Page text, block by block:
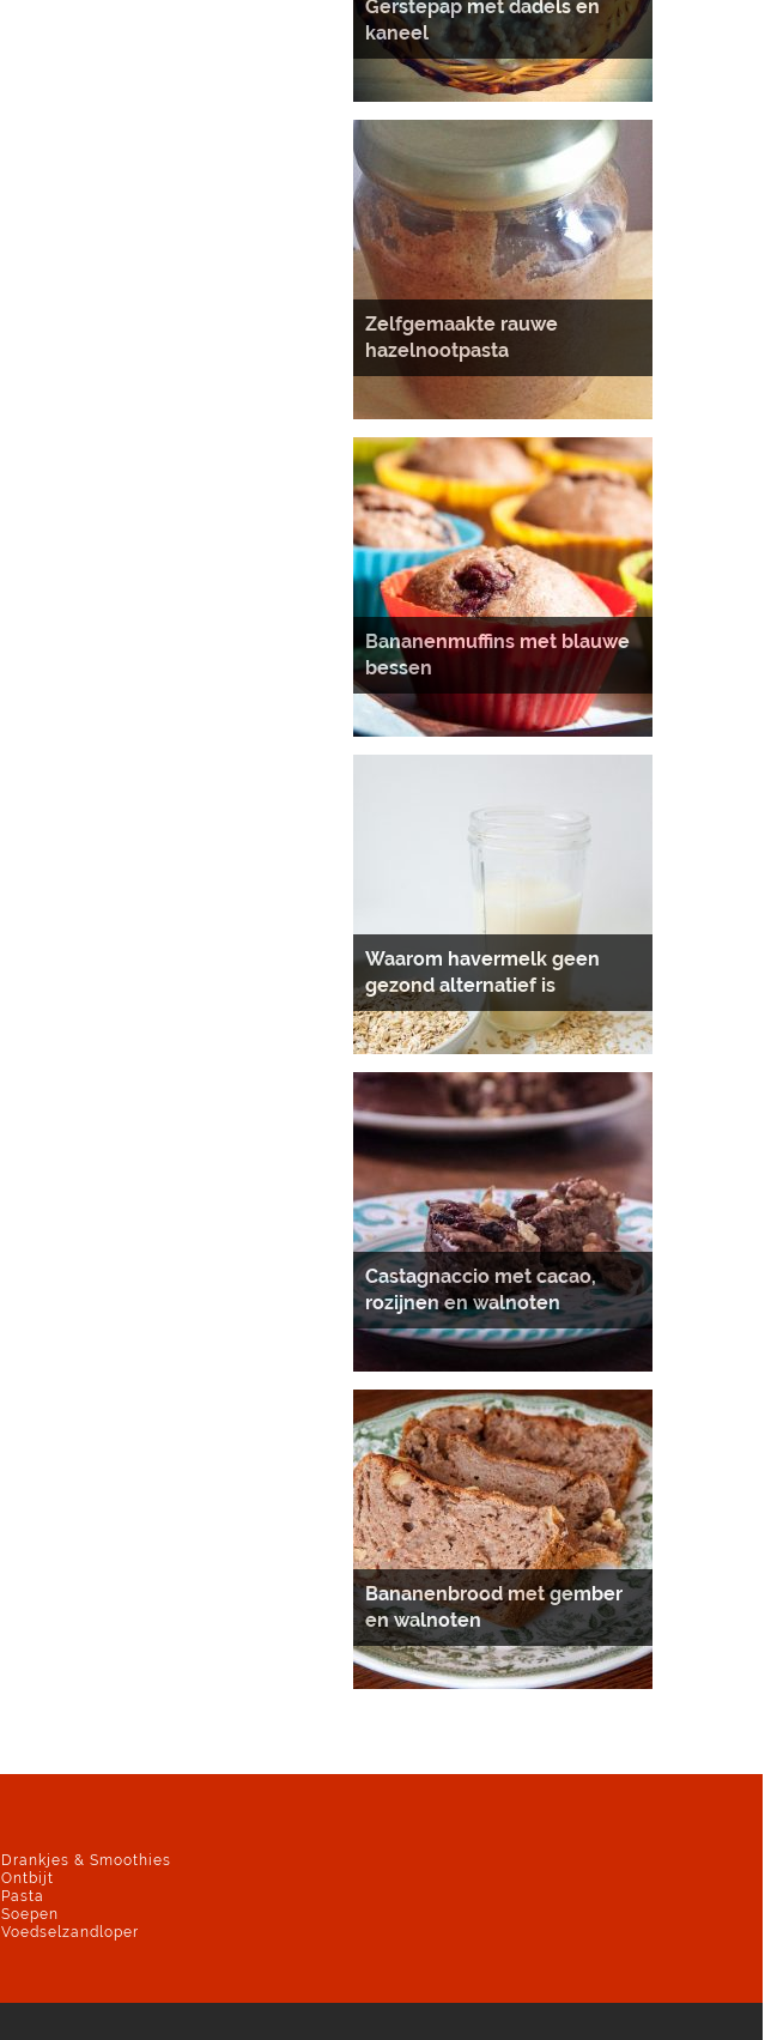
Gerstepap met dadels en
kaneel
Zelfgemaakte rauwe
hazelnootpasta
Bananenmuffins met blauwe
bessen
Waarom havermelk geen
gezond alternatief is
Castagnaccio met cacao,
rozijnen en walnoten
Bananenbrood met gember
en walnoten
Drankjes & Smoothies
Ontbijt
Pasta
Soepen
Voedselzandloper